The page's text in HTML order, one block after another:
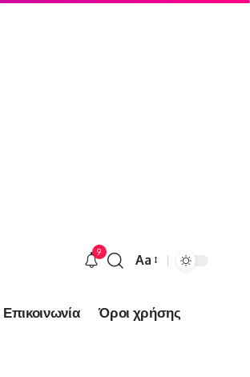
9
Font
Aa
Επικοινωνία Όροι χρήσης